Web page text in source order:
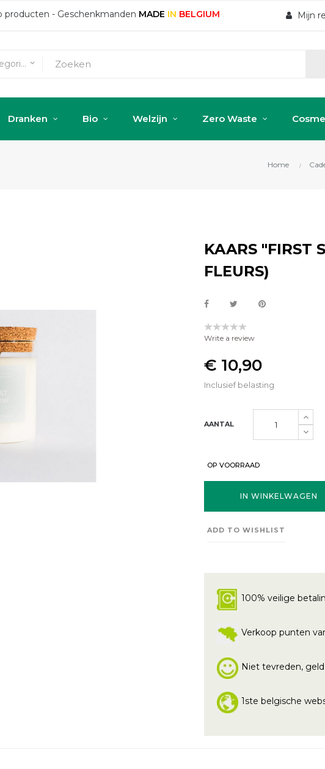
producten - Geschenkmanden MADE IN BELGIUM Mijn
Alle Categorieën keyboard_arrow_down
Dranken Bio Welzijn Zero Waste
Home
KAARS "FIRST
FLEURS)
Write a review
€ 10,90
Inclusief belasting
AANTAL
OP VOORRAAD
IN WINKELWAGEN
ADD TO WISHLIST
100% veilige
Verkoop punten
Niet tevreden,
1ste belgische